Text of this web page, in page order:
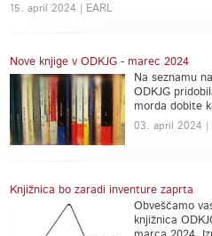
15. april 2024 | EARL
Nove knjige v ODKJG - marec 2024
Na seznamu
ODKJG
morda dobite
03. april 2024 |
Knjižnica bo zaradi inventure zaprta
Obveščamo
knjižnica